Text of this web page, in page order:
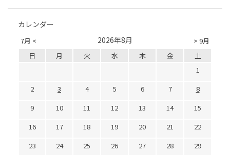
カレンダー
7月 < > 9月
2026年8月
日 月 火 水 木 金
土
1
2
3 4 5 6 7
8
9
10 11 12 13 14
15
16
17 18 19 20 21
22
23
24 25 26 27 28
29